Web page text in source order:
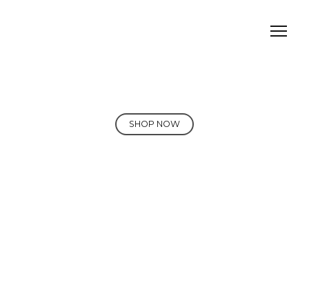
SHOP NOW